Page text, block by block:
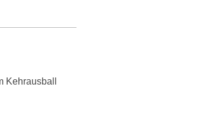
Kehrausball